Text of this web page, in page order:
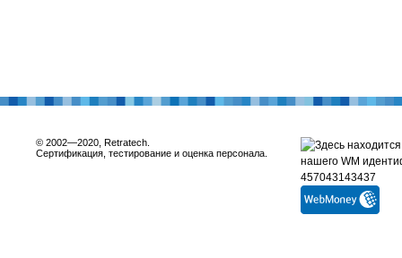
© 2002—2020, Retratech.
Сертификация, тестирование и оценка персонала.